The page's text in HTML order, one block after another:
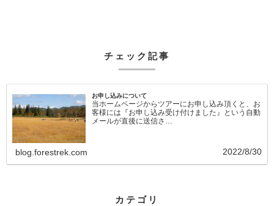
チェック記事
お申し込みについて
当ホームページからツアーにお申し込み頂くと、お
客様には『お申し込み受け付けました』という自動
メールが直後に送信さ…
blog.forestrek.com 2022/8/30
カテゴリ